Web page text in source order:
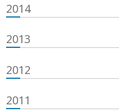
2014
2013
2012
2011